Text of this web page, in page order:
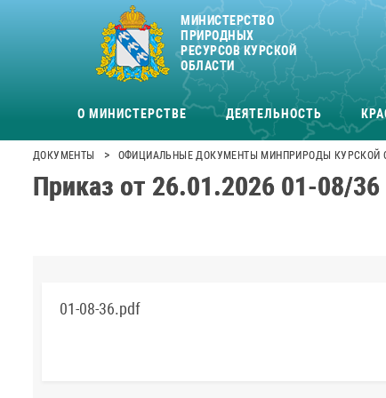
МИНИСТЕРСТВО
ПРИРОДНЫХ
РЕСУРСОВ КУРСКОЙ
ОБЛАСТИ
О МИНИСТЕРСТВЕ ДЕЯТЕЛЬНОСТЬ
ДОКУМЕНТЫ > ОФИЦИАЛЬНЫЕ ДОКУМЕНТЫ МИНПРИРОДЫ КУРСКОЙ
Приказ от 26.01.2026 01-08/36
01-08-36.pdf